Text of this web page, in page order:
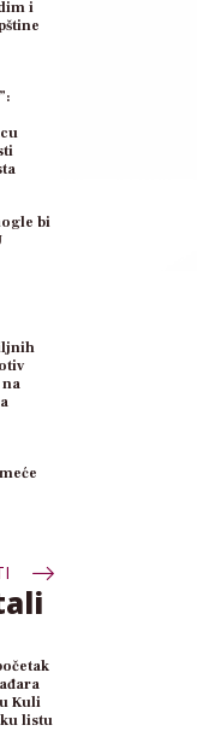
i
bi
Kuli
listu